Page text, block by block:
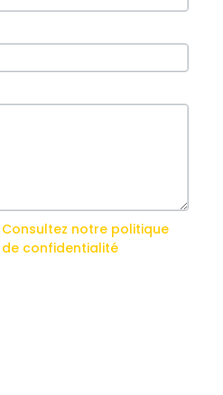
Consultez notre politique
de confidentialité